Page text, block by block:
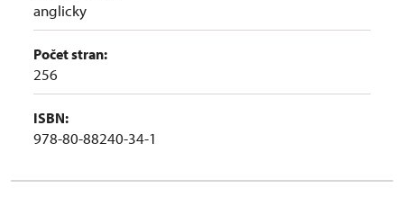
anglicky
Počet stran:
256
ISBN:
978-80-88240-34-1